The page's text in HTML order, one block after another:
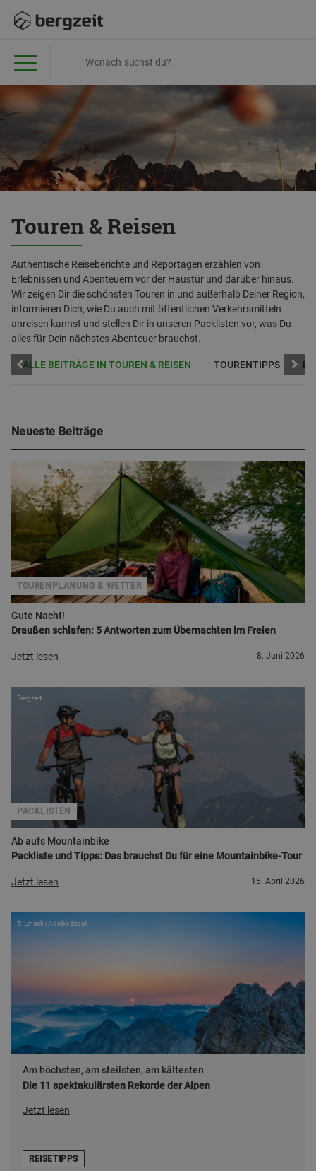
Touren & Reisen
Authentische Reiseberichte und Reportagen erzählen von
Erlebnissen und Abenteuern vor der Haustür und darüber hinaus.
Wir zeigen Dir die schönsten Touren in und außerhalb Deiner Region,
informieren Dich, wie Du auch mit öffentlichen Verkehrsmitteln
anreisen kannst und stellen Dir in unseren Packlisten vor, was Du
alles für Dein nächstes Abenteuer brauchst.
ALLE BEITRÄGE IN TOUREN & REISEN TOURENTIPPS
Neueste Beiträge
Gute Nacht!
Draußen schlafen: 5 Antworten zum Übernachten im Freien
TOURENPLANUNG & WETTER
Naturpark Nordeifel, Fotograf Nils Nöll
Jetzt lesen 8. Juni 2026
Ab aufs Mountainbike
Packliste und Tipps: Das brauchst Du für eine Mountainbike-Tour
PACKLISTEN
Bergzeit
Jetzt lesen 15. April 2026
T. Linack | Adobe Stock
Am höchsten, am steilsten, am kältesten
Die 11 spektakulärsten Rekorde der Alpen
Jetzt lesen
REISETIPPS